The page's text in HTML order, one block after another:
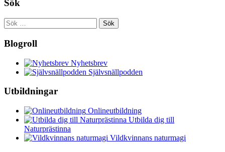
Sök
Sök
efter:
Blogroll
Nyhetsbrev
Självsnällpodden
Utbildningar
Onlineutbildning
Utbilda dig till
Naturprästinna
Vildkvinnans naturmagi